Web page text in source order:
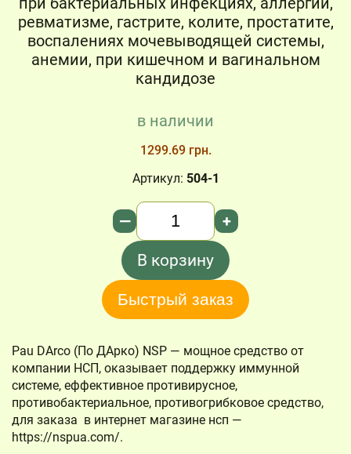
ревматизме, гастрите, колите, простатите,
воспалениях мочевыводящей системы,
анемии, при кишечном и вагинальном
кандидозе
в наличии
1299.69 грн.
Артикул: 504-1
Количество
— +
В корзину
Быстрый заказ
Pau DArco (По ДАрко) NSP — мощное средство от
компании НСП, оказывает поддержку иммунной
системе, еффективное противирусное,
противобактериальное, противогрибковое средство,
для заказа в интернет магазине нсп —
https://nspua.com/.